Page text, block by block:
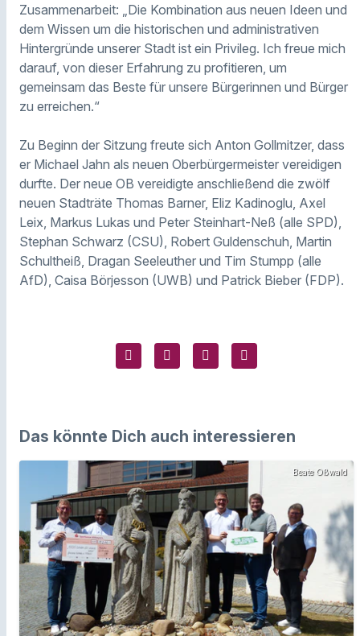
Zusammenarbeit: „Die Kombination aus neuen Ideen und
dem Wissen um die historischen und administrativen
Hintergründe unserer Stadt ist ein Privileg. Ich freue mich
darauf, von dieser Erfahrung zu profitieren, um
gemeinsam das Beste für unsere Bürgerinnen und Bürger
zu erreichen.“
Zu Beginn der Sitzung freute sich Anton Gollmitzer, dass
er Michael Jahn als neuen Oberbürgermeister vereidigen
durfte. Der neue OB vereidigte anschließend die zwölf
neuen Stadträte Thomas Barner, Eliz Kadinoglu, Axel
Leix, Markus Lukas und Peter Steinhart-Neß (alle SPD),
Stephan Schwarz (CSU), Robert Guldenschuh, Martin
Schultheiß, Dragan Seeleuther und Tim Stumpp (alle
AfD), Caisa Börjesson (UWB) und Patrick Bieber (FDP).
Das könnte Dich auch interessieren
Beate Oßwald